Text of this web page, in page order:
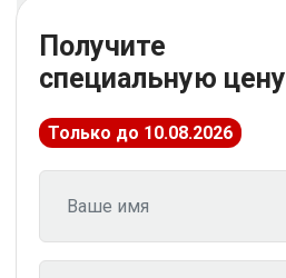
Получите
специальную цену
Только до 10.08.2026